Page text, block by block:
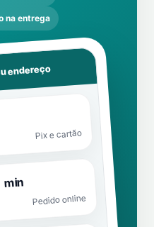
na entrega
endereço
Pix e cartão
Pedido online